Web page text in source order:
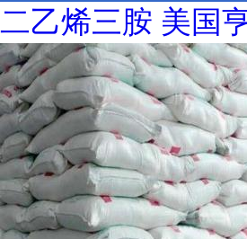
二乙烯三胺 美国